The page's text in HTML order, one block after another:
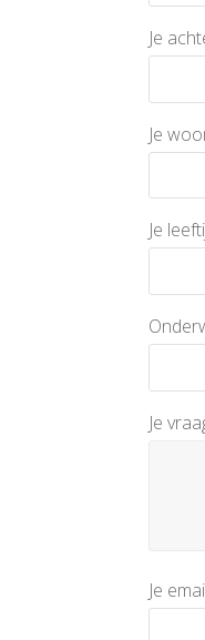
Je
Je
Je
Je
Je